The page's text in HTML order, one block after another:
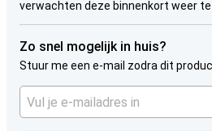
verwachten deze binnenkort weer te
Zo snel mogelijk in huis?
Stuur me een e-mail zodra dit